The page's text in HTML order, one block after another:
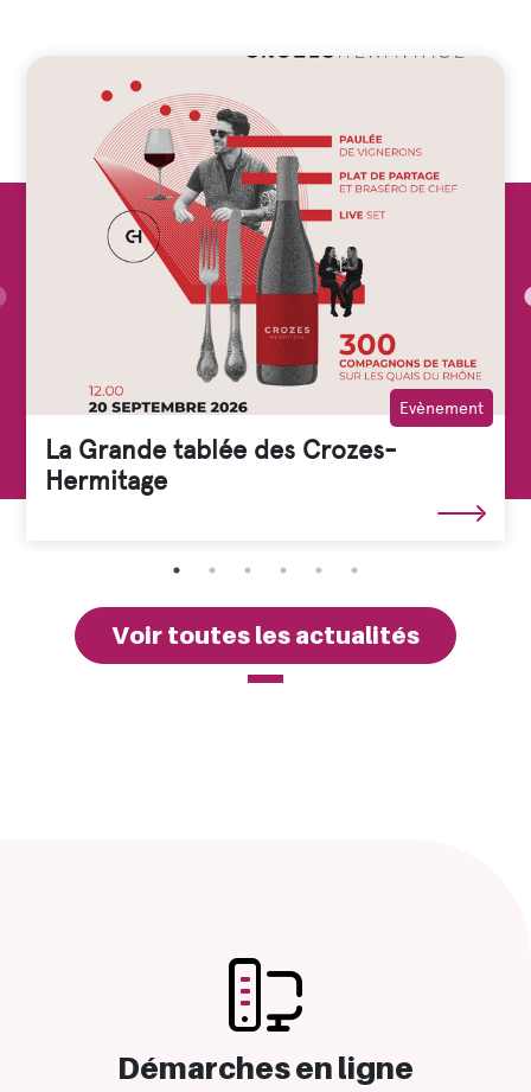
Evènement
La Grande tablée des Crozes-
Hermitage
Voir toutes les actualités
Démarches en ligne